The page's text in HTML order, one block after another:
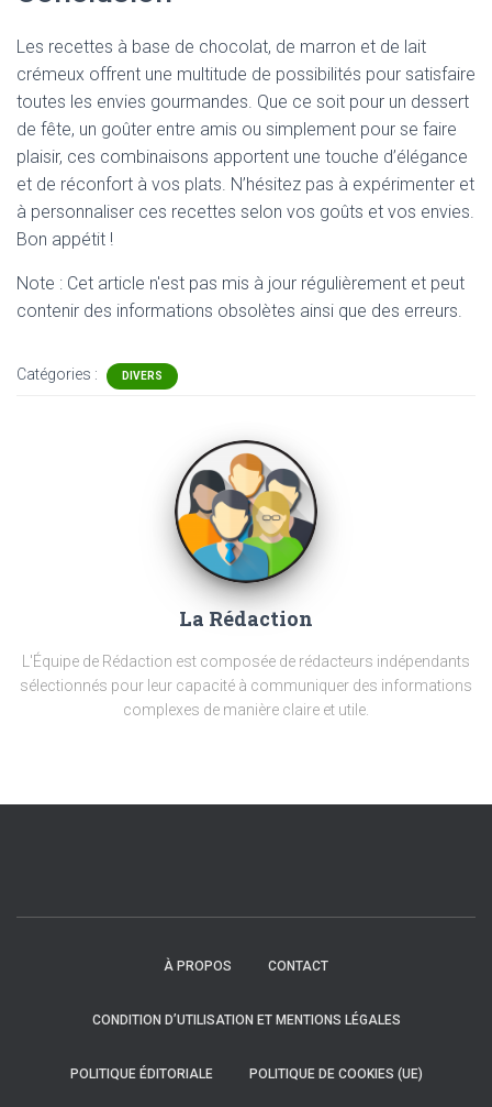
Les recettes à base de chocolat, de marron et de lait
crémeux offrent une multitude de possibilités pour satisfaire
toutes les envies gourmandes. Que ce soit pour un dessert
de fête, un goûter entre amis ou simplement pour se faire
plaisir, ces combinaisons apportent une touche d’élégance
et de réconfort à vos plats. N’hésitez pas à expérimenter et
à personnaliser ces recettes selon vos goûts et vos envies.
Bon appétit !
Note : Cet article n'est pas mis à jour régulièrement et peut
contenir des informations obsolètes ainsi que des erreurs.
Catégories : DIVERS
La Rédaction
L'Équipe de Rédaction est composée de rédacteurs indépendants
sélectionnés pour leur capacité à communiquer des informations
complexes de manière claire et utile.
À PROPOS CONTACT
CONDITION D’UTILISATION ET MENTIONS LÉGALES
POLITIQUE ÉDITORIALE POLITIQUE DE COOKIES (UE)